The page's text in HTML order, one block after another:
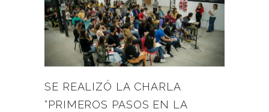
SE REALIZÓ LA CHARLA
“PRIMEROS PASOS EN LA